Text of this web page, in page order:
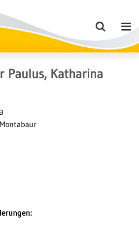
Paulus, Katharina